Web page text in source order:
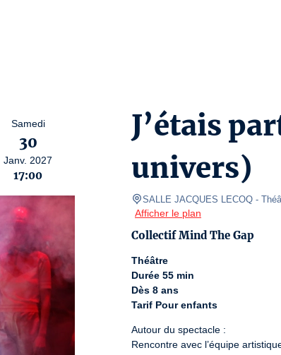
Samedi
30
Janv. 2027
17:00
J’étais
univers)
SALLE JACQUES LECOQ -
Afficher le plan
Collectif Mind The Gap
Théâtre
Durée 55 min
Dès 8 ans
Tarif Pour enfants
Autour du spectacle :
Rencontre avec l’équipe